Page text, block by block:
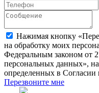
Нажимая кнопку
на обработку моих
Федеральным законом от
персональных данных»,
определенных в
Перезвоните мне